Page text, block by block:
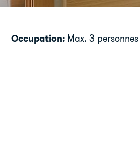
Occupation:Max. 3 personnes